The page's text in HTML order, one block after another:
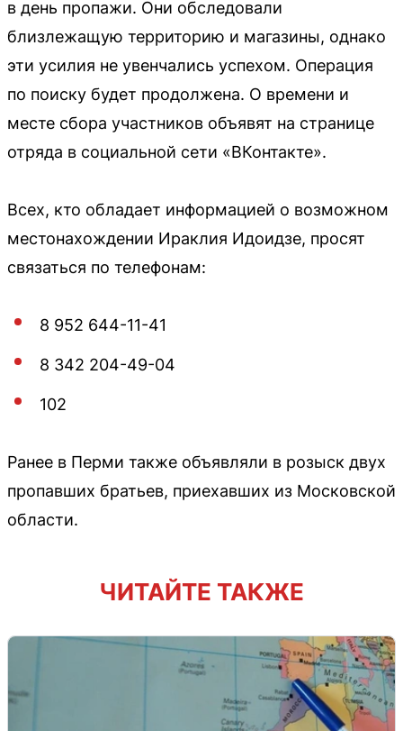
в день пропажи. Они обследовали
близлежащую территорию и магазины, однако
эти усилия не увенчались успехом. Операция
по поиску будет продолжена. О времени и
месте сбора участников объявят на странице
отряда в социальной сети «ВКонтакте».
Всех, кто обладает информацией о возможном
местонахождении Ираклия Идоидзе, просят
связаться по телефонам:
8 952 644-11-41
8 342 204-49-04
102
Ранее в Перми также объявляли в розыск двух
пропавших братьев, приехавших из Московской
области.
ЧИТАЙТЕ ТАКЖЕ